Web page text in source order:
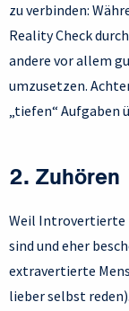
zu verbinden:
Reality Check
andere vor allem
umzusetzen.
„tiefen“ Aufgaben
2. Zuhören
Weil Introvertierte
sind und eher
extravertierte
lieber selbst